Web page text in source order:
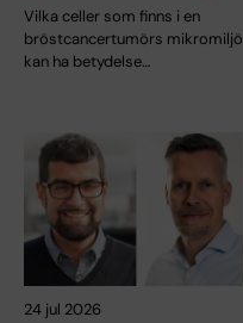
Vilka celler som finns i en
bröstcancertumörs mikromiljö
kan ha betydelse…
24 jul 2026